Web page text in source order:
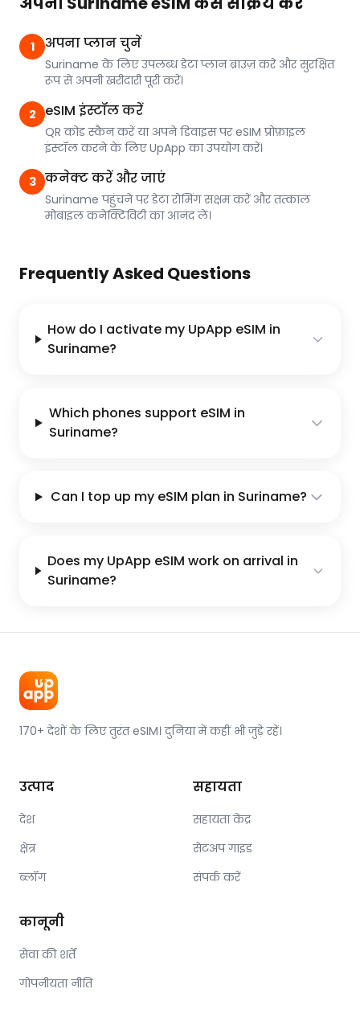
1 अपना प्लान चुनें
Suriname के लिए उपलब्ध डेटा प्लान ब्राउज़ करें और सुरक्षित
रूप से अपनी खरीदारी पूरी करें।
2 eSIM इंस्टॉल करें
QR कोड स्कैन करें या अपने डिवाइस पर eSIM प्रोफ़ाइल
इंस्टॉल करने के लिए UpApp का उपयोग करें।
3 कनेक्ट करें और जाएं
Suriname पहुंचने पर डेटा रोमिंग सक्षम करें और तत्काल
मोबाइल कनेक्टिविटी का आनंद लें।
Frequently Asked Questions
How do I activate my UpApp eSIM in
Suriname?
Which phones support eSIM in
Suriname?
Can I top up my eSIM plan in Suriname?
Does my UpApp eSIM work on arrival in
Suriname?
170+ देशों के लिए तुरंत eSIM। दुनिया में कहीं भी जुड़े रहें।
उत्पाद
देश
क्षेत्र
ब्लॉग
सहायता
सहायता केंद्र
सेटअप गाइड
संपर्क करें
कानूनी
सेवा की शर्तें
गोपनीयता नीति